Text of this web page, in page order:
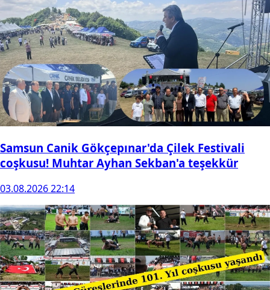
Samsun Canik Gökçepınar'da Çilek Festivali
coşkusu! Muhtar Ayhan Sekban'a teşekkür
03.08.2026 22:14